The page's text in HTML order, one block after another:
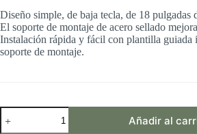
Diseño simple, de baja tecla, de 18 pulgadas
El soporte de montaje de acero sellado
Instalación rápida y fácil con plantilla guiada
soporte de montaje.
Moen
DN8418BN
Añadir al